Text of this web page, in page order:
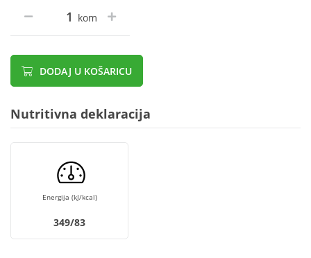
kom
DODAJ U KOŠARICU
Nutritivna deklaracija
Energija (kJ/kcal)
349/83